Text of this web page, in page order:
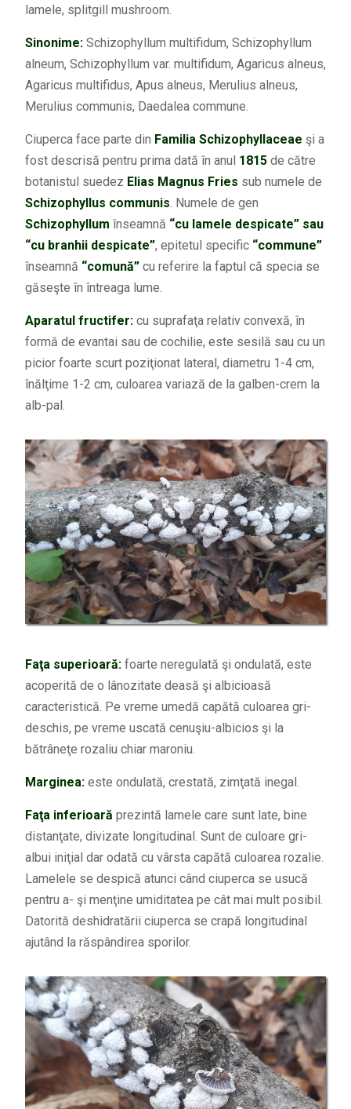
lamele, splitgill mushroom.
Sinonime: Schizophyllum multifidum, Schizophyllum
alneum, Schizophyllum var. multifidum, Agaricus alneus,
Agaricus multifidus, Apus alneus, Merulius alneus,
Merulius communis, Daedalea commune.
Ciuperca face parte din Familia Schizophyllaceae şi a
fost descrisă pentru prima dată în anul 1815de către
botanistul suedez Elias Magnus Fries sub numele de
Schizophyllus communis. Numele de gen
Schizophyllum înseamnă “cu lamele despicate” sau
“cu branhii despicate”, epitetul specific“commune”
înseamnă “comună”cu referire la faptul că specia se
găseşte în întreaga lume.
Aparatul fructifer: cu suprafaţa relativ convexă, în
formă de evantai sau de cochilie, este sesilă sau cu un
picior foarte scurt poziţionat lateral, diametru 1-4 cm,
înălţime 1-2 cm, culoarea variază de la galben-crem la
alb-pal.
Faţa superioară:foarte neregulată şi ondulată, este
acoperită de o lânozitate deasă şi albicioasă
caracteristică. Pe vreme umedă capătă culoarea gri-
deschis, pe vreme uscată cenuşiu-albicios şi la
bătrâneţe rozaliu chiar maroniu.
Marginea: este ondulată, crestată, zimţată inegal.
Faţa inferioară prezintă lamele care sunt late, bine
distanţate, divizate longitudinal. Sunt de culoare gri-
albui iniţial dar odată cu vârsta capătă culoarea rozalie.
Lamelele se despică atunci când ciuperca se usucă
pentru a- şi menţine umiditatea pe cât mai mult posibil.
Datorită deshidratării ciuperca se crapă longitudinal
ajutând la răspândirea sporilor.